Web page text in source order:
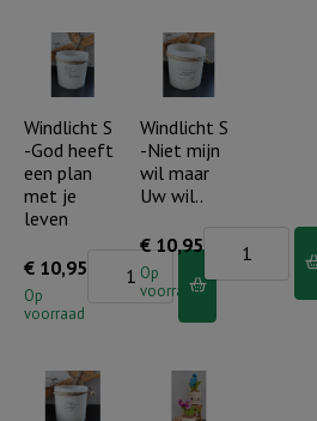
Heer
is
mijn
kracht..
aantal
Windlicht S
-God heeft
een plan
met je
leven
€ 10,95
Op
voorraad
Windlicht
heeft
Windlicht S
-Niet mijn
wil maar
Uw wil..
€ 10,95
Op
voorraad
S
mijn